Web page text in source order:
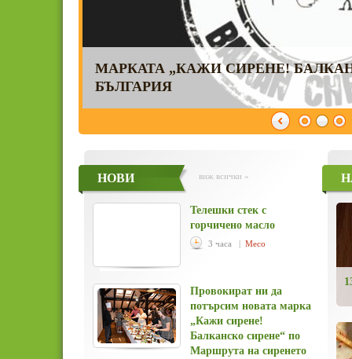
ПРОВОКИРАТ НИ ДА ПОТЪРСИМ
СИРЕНЕ! БАЛКАНСКО СИРЕНЕ“
СИРЕНЕТО НА ТЕРИТОРИЯТА НА
ТОШЕВО
МАРКАТА „КАЖИ СИРЕНЕ!
БЪЛГАРИЯ
БРОКОЛИ НА ПАРА СЪС
СИРЕНЕ
НОВИ виж всички »
Телешки стек с
горчичено масло
3 часа | Месо
Провокират ни да
потърсим новата марка
„Кажи сирене!
Балканско сирене“ по
Маршрута на сиренето